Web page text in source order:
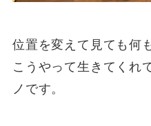
位置を変えて見ても何
こうやって生きてくれ
ノです。